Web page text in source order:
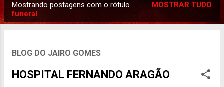
o
Mostrando postagens com o rótulo
funeral
MOSTRAR TUDO
BLOG DO JAIRO GOMES
HOSPITAL FERNANDO ARAGÃO